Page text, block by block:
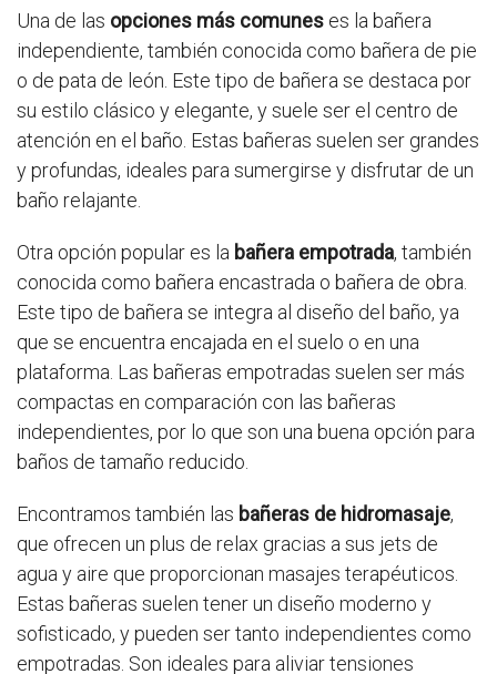
Una de las opciones más comunes es la bañera
independiente, también conocida como bañera de pie
o de pata de león. Este tipo de bañera se destaca por
su estilo clásico y elegante, y suele ser el centro de
atención en el baño. Estas bañeras suelen ser grandes
y profundas, ideales para sumergirse y disfrutar de un
baño relajante.
Otra opción popular es la bañera empotrada, también
conocida como bañera encastrada o bañera de obra.
Este tipo de bañera se integra al diseño del baño, ya
que se encuentra encajada en el suelo o en una
plataforma. Las bañeras empotradas suelen ser más
compactas en comparación con las bañeras
independientes, por lo que son una buena opción para
baños de tamaño reducido.
Encontramos también las bañeras de hidromasaje,
que ofrecen un plus de relax gracias a sus jets de
agua y aire que proporcionan masajes terapéuticos.
Estas bañeras suelen tener un diseño moderno y
sofisticado, y pueden ser tanto independientes como
empotradas. Son ideales para aliviar tensiones